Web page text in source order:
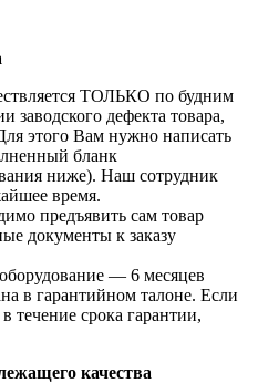
ТОЛЬКО по будним
дефекта товара,
этого Вам нужно написать
бланк
ниже). Наш сотрудник
время.
предъявить сам товар
документы к заказу
— 6 месяцев
в гарантийном талоне. Если
течение срока гарантии,
качества